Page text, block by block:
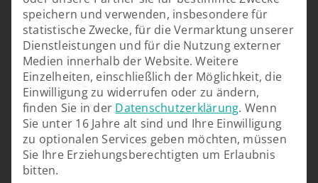
KARRIERE
KONTAKT
speichern und verwenden, insbesondere für
statistische Zwecke, für die Vermarktung unserer
Dienstleistungen und für die Nutzung externer
Medien innerhalb der Website. Weitere
Einzelheiten, einschließlich der Möglichkeit, die
Einwilligung zu widerrufen oder zu ändern,
finden Sie in der Datenschutzerklärung. Wenn
Sie unter 16 Jahre alt sind und Ihre Einwilligung
zu optionalen Services geben möchten, müssen
Sie Ihre Erziehungsberechtigten um Erlaubnis
bitten.